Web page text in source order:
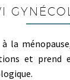
à la
et prend